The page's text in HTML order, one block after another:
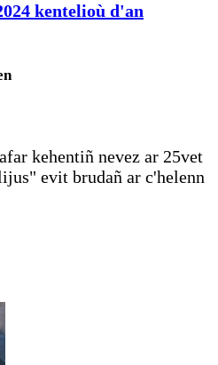
kentelioù d'an
kehentiñ nevez ar 25vet
evit brudañ ar c'helenn